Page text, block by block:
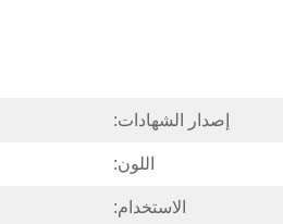
إصدار الشهادات:
اللون:
الاستخدام: